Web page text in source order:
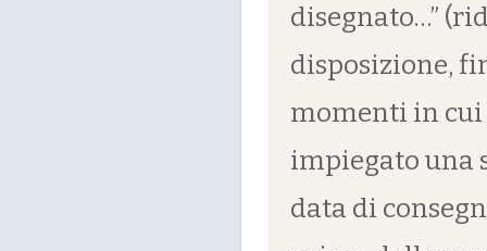
disegnato…”
disposizione,
momenti in cui
impiegato una
data di